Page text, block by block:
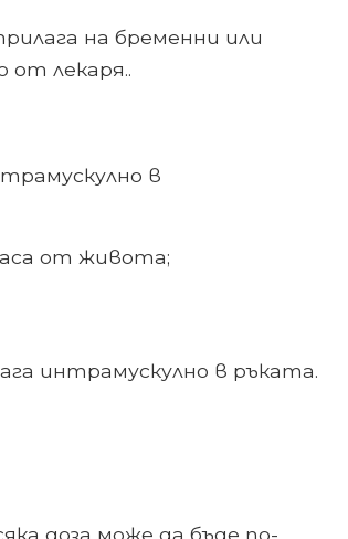
на бременни или
от лекаря..
в
от живота;
интрамускулно в ръката.
доза може да бъде по-